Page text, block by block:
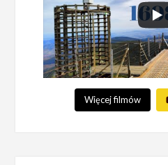
Więcej filmów